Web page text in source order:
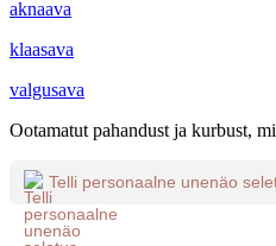
aknaava
klaasava
valgusava
Ootamatut pahandust ja kurbust,
Telli personaalne unenäo